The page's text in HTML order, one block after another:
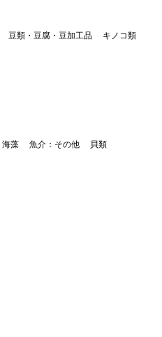
豆類・豆腐・豆加工品
キノコ類
海藻 魚介：その他 貝類